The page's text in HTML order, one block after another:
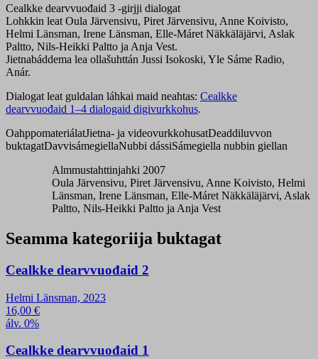
Cealkke dearvvuođaid 3 -girjji dialogat
Lohkkin leat Oula Järvensivu, Piret Järvensivu, Anne Koivisto,
Helmi Länsman, Irene Länsman, Elle-Máret Näkkäläjärvi, Aslak
Paltto, Nils-Heikki Paltto ja Anja Vest.
Jietnabáddema lea ollašuhttán Jussi Isokoski, Yle Sáme Radio,
Anár.
Dialogat leat guldalan láhkai maid neahtas: Cealkke
dearvvuođaid 1–4 dialogaid digivurkkohus.
OahppomateriálatJietna- ja videovurkkohusatDeaddiluvvon
buktagatDavvisámegiellaNubbi dássiSámegiella nubbin giellan
Almmustahttinjahki 2007
Oula Järvensivu, Piret Järvensivu, Anne Koivisto, Helmi
Länsman, Irene Länsman, Elle-Máret Näkkäläjärvi, Aslak
Paltto, Nils-Heikki Paltto ja Anja Vest
Seamma kategoriija buktagat
Cealkke dearvvuođaid 2
Helmi Länsman, 2023
16,00 €
álv. 0%
Cealkke dearvvuođaid 1